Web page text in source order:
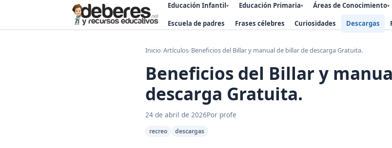
Educación Infantil▾ Educación Primaria▾ Áreas de Conocimiento▾
Escuela de padres Frases célebres Curiosidades Descargas
Inicio/Artículos/Beneficios del Billar y manual de billar de descarga Gratuita.
Beneficios del Billar y
descarga Gratuita.
24 de abril de 2026Por profe
recreo descargas